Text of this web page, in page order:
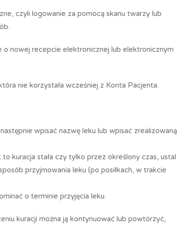
czyli logowanie za pomocą skanu twarzy lub
nowej recepcie elektronicznej lub elektronicznym
nie korzystała wcześniej z Konta Pacjenta.
wpisać nazwę leku lub wpisać zrealizowaną
kuracja stała czy tylko przez określony czas, ustal
przyjmowania leku (po posiłkach, w trakcie
o terminie przyjęcia leku.
kuracji można ją kontynuować lub powtórzyć,